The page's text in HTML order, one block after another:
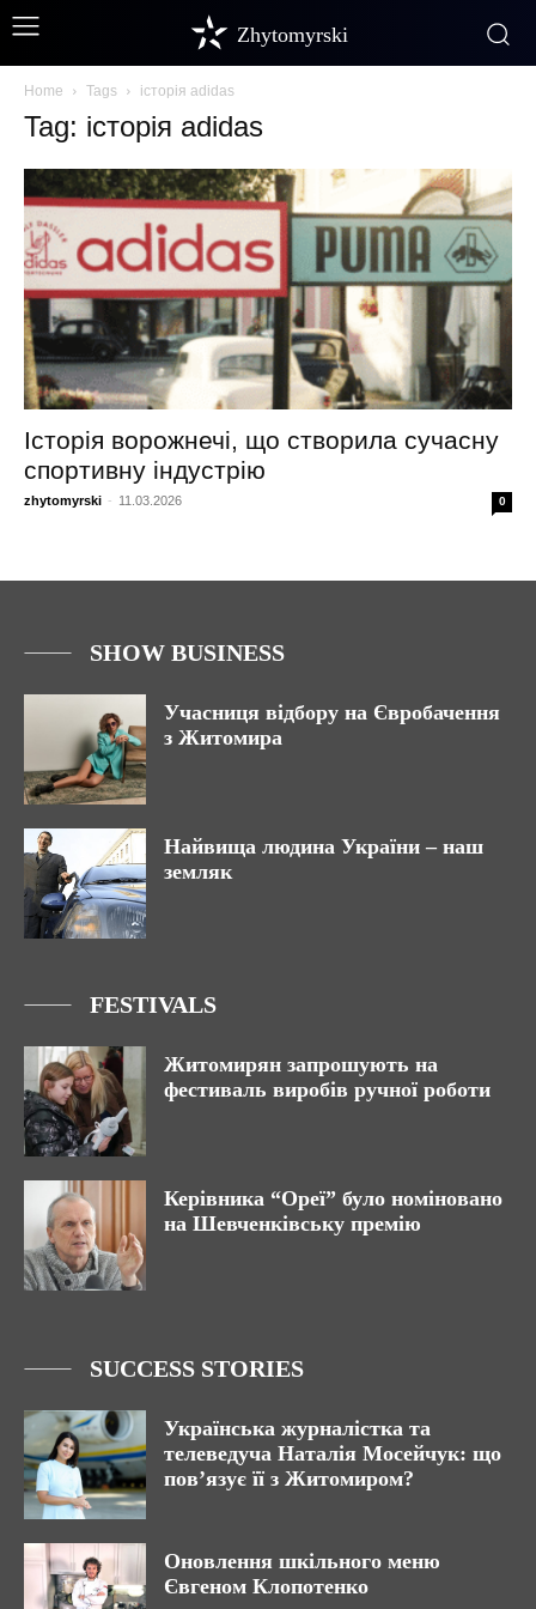
Zhytomyrski
Home Tags історія adidas
Tag: історія adidas
Історія ворожнечі, що створила сучасну
спортивну індустрію
zhytomyrski - 11.03.2026 0
SHOW BUSINESS
Учасниця відбору на Євробачення
з Житомира
Найвища людина України – наш
земляк
FESTIVALS
Житомирян запрошують на
фестиваль виробів ручної роботи
Керівника “Ореї” було номіновано
на Шевченківську премію
SUCCESS STORIES
Українська журналістка та
телеведуча Наталія Мосейчук: що
пов’язує її з Житомиром?
Оновлення шкільного меню
Євгеном Клопотенко